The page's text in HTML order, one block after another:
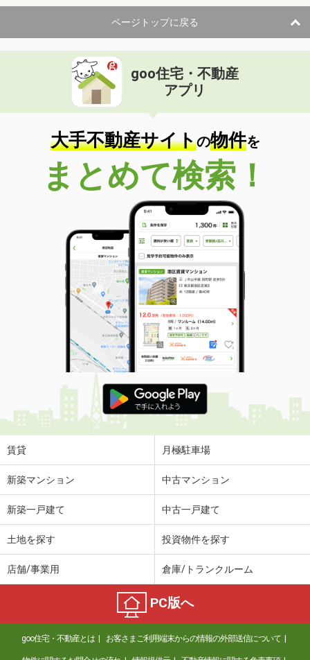
ページトップに戻る
goo住宅・不動産
アプリ
大手不動産サイトの物件を
まとめて検索！
賃貸 月極駐車場
新築マンション 中古マンション
新築一戸建て 中古一戸建て
土地を探す 投資物件を探す
店舗/事業用 倉庫/トランクルーム
PC版へ
goo住宅・不動産とは お客さまご利用端末からの情報の外部送信について